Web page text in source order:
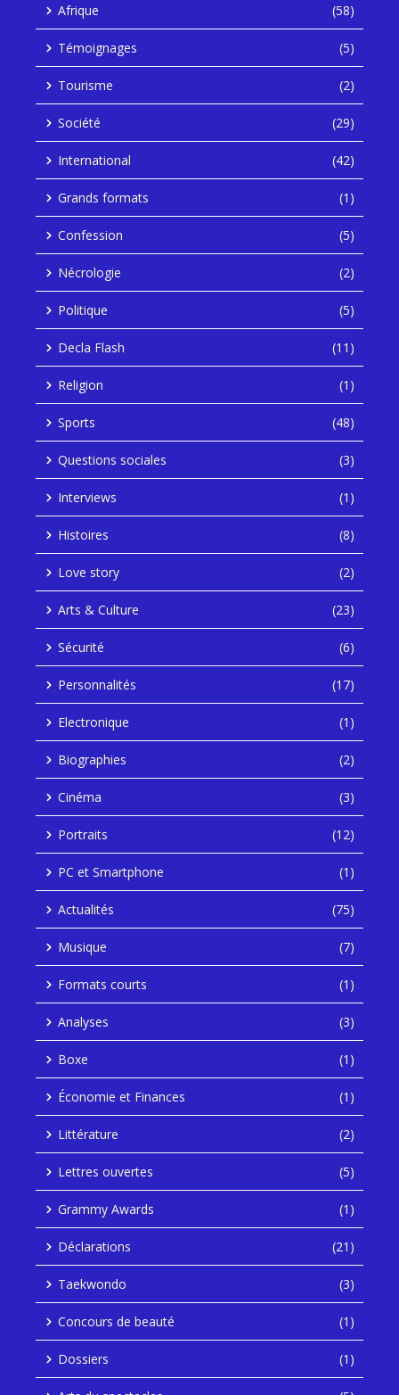
Afrique (58)
Témoignages (5)
Tourisme (2)
Société (29)
International (42)
Grands formats (1)
Confession (5)
Nécrologie (2)
Politique (5)
Decla Flash (11)
Religion (1)
Sports (48)
Questions sociales (3)
Interviews (1)
Histoires (8)
Love story (2)
Arts & Culture (23)
Sécurité (6)
Personnalités (17)
Electronique (1)
Biographies (2)
Cinéma (3)
Portraits (12)
PC et Smartphone (1)
Actualités (75)
Musique (7)
Formats courts (1)
Analyses (3)
Boxe (1)
Économie et Finances (1)
Littérature (2)
Lettres ouvertes (5)
Grammy Awards (1)
Déclarations (21)
Taekwondo (3)
Concours de beauté (1)
Dossiers (1)